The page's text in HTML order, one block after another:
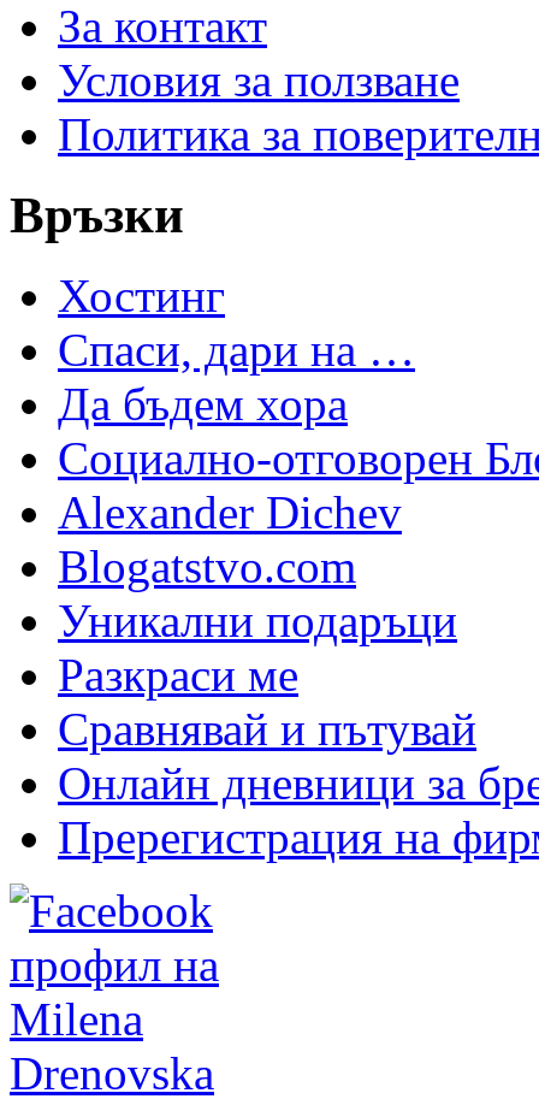
За контакт
Условия за ползване
Политика за
Връзки
Хостинг
Спаси, дари на …
Да бъдем хора
Социално-отговорен
Alexander Dichev
Blogatstvo.com
Уникални подаръци
Разкраси ме
Сравнявай и пътувай
Онлайн дневници за
Пререгистрация на